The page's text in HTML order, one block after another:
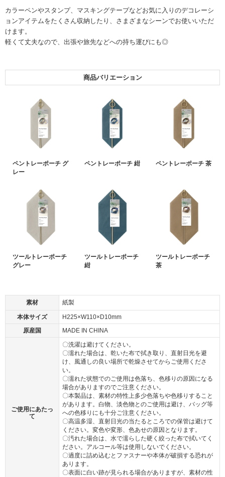
カラーペンやスタンプ、マスキングテープなどお気に入りのデコレーシ
ョンアイテムをたくさん収納したり、さまざまなシーンでお使いいただ
けます。
軽くて丈夫なので、出張や旅先などへの持ち運びにも◎
商品バリエーション
ペントレーポーチ グ
レー
ペントレーポーチ 紺 ペントレーポーチ 茶
ツールトレーポーチ
グレー
ツールトレーポーチ
紺
ツールトレーポーチ
茶
素材 紙製
本体サイズ
H225×W110×D10mm
原産国
MADE IN CHINA
ご使用にあたっ
て
〇洗濯は避けてください。
〇濡れた場合は、乾いた布で拭き取り、直射日光を避
け、風通しの良い場所で乾燥させてからご使用くださ
い。
〇濡れた状態でのご使用は色落ち、色移りの原因になる
場合がありますのでご注意ください。
〇本製品は、素材の特性上多少色落ちや色移りすること
があります。白物、淡色物とのご使用は避け、バッグ等
への色移りにも十分ご注意ください。
〇高温多湿、直射日光の当たるところでの保管は避けて
ください。変色や変形、色あせの原因となります。
〇汚れた場合は、水で濡らした硬く絞った布で拭いてく
ださい。アルコール等は使用しないでください。
〇過度に詰め込むとファスナーや本体が破損する恐れが
あります。
〇表面に白い跡が見られる場合がありますが、素材の性